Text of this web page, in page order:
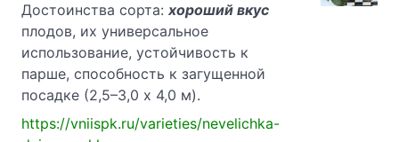
Достоинства сорта: хороший вкус
плодов, их универсальное
использование, устойчивость к
парше, способность к загущенной
посадке (2,5–3,0 х 4,0 м).
https://vniispk.ru/varieties/nevelichka-